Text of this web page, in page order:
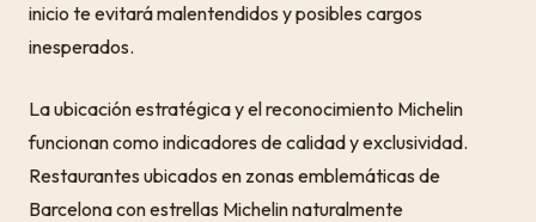
inicio te evitará malentendidos y posibles cargos
inesperados.
La ubicación estratégica y el reconocimiento Michelin
funcionan como indicadores de calidad y exclusividad.
Restaurantes ubicados en zonas emblemáticas de
Barcelona con estrellas Michelin naturalmente